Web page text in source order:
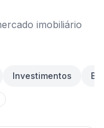
imobiliário
Investimentos